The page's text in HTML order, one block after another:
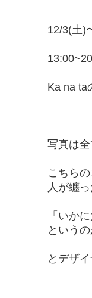
12/3(土)
Ka na ta
写真は全
こちら
人が纏
「いか
という
とデザ